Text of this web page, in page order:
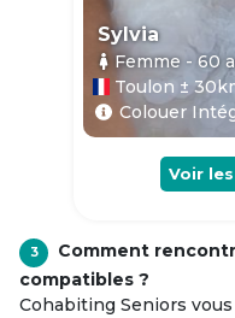
Sylvia
Femme - 60
Toulon ±
Colouer
Voir les
3
Comment
compatibles ?
Cohabiting Seniors